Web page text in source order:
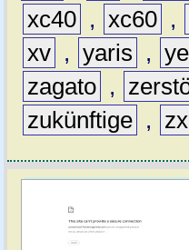
xc40 , xc60 ,
xv , yaris ,
zagato ,
zukünftige , zx